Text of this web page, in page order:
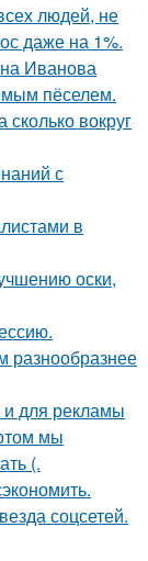
людей, не
даже на 1%.
Иванова
пёселем.
вокруг
с
в
оски,
разнообразнее
для рекламы
мы
(.
соцсетей.